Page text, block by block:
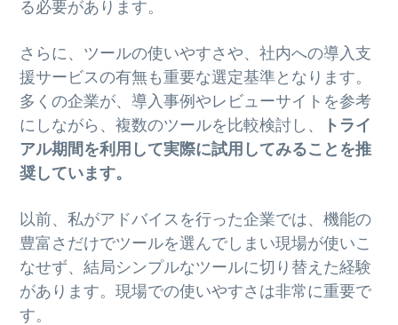
る必要があります。
さらに、ツールの使いやすさや、社内への導入支
援サービスの有無も重要な選定基準となります。
多くの企業が、導入事例やレビューサイトを参考
にしながら、複数のツールを比較検討し、
トライ
アル期間を利用して実際に試用してみることを推
奨しています。
以前、私がアドバイスを行った企業では、機能の
豊富さだけでツールを選んでしまい現場が使いこ
なせず、結局シンプルなツールに切り替えた経験
があります。現場での使いやすさは非常に重要で
す。